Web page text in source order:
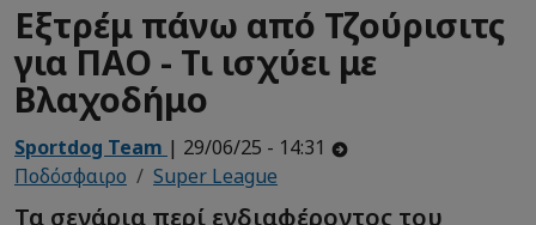
Εξτρέμ πάνω από Τζούρισιτς
για ΠΑΟ - Τι ισχύει με
Βλαχοδήμο
Sportdog Team | 29/06/25 - 14:31
Ποδόσφαιρο
Super League
Τα σενάρια περί ενδιαφέροντος του